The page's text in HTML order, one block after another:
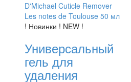
! Новинки ! NEW !
Универсальный
гель для
удаления